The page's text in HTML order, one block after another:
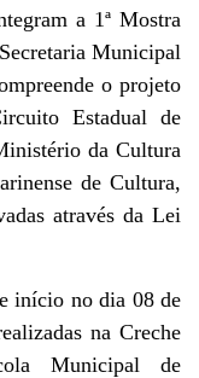
a 1ª Mostra
Municipal
o projeto
Estadual de
da Cultura
de Cultura,
através da Lei
início no dia 08 de
na Creche
Municipal de